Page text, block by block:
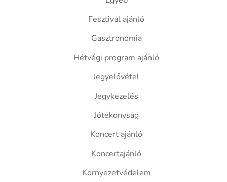
Fesztivál ajánló
Gasztronómia
Hétvégi program ajánló
Jegyelővétel
Jegykezelés
Jótékonyság
Koncert ajánló
Koncertajánló
Környezetvédelem